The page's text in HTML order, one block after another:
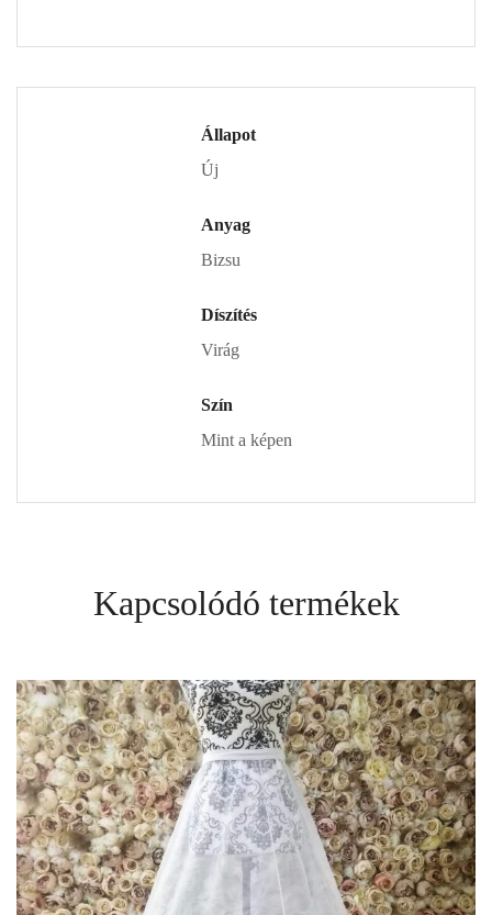
Állapot
Új
Anyag
Bizsu
Díszítés
Virág
Szín
Mint a képen
Kapcsolódó termékek